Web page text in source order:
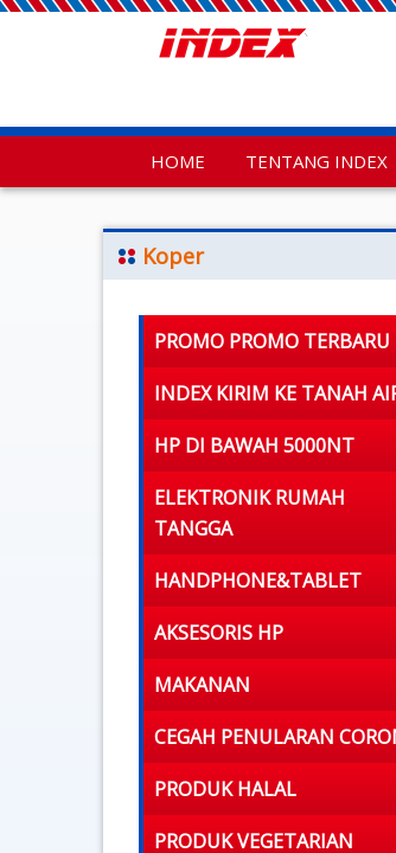
HOME TENTANG INDEX
Koper
PROMO PROMO TERBARU
INDEX KIRIM KE TANAH
HP DI BAWAH 5000NT
ELEKTRONIK RUMAH
TANGGA
HANDPHONE&TABLET
AKSESORIS HP
MAKANAN
CEGAH PENULARAN
PRODUK HALAL
PRODUK VEGETARIAN